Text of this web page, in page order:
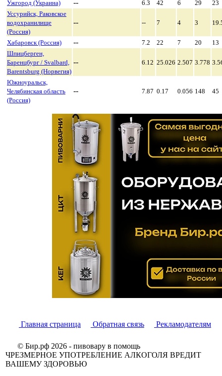
Ужгород (Украина) -- 6.3 42 6 29
23
Уссурийск, Раковское
водохранилище
(Россия)
-- -- 7 4 3
Хабаровск (Россия) -- 7.2 22 7 20
13
Шпицберген,
Баренцбург / Svalbard,
Barentsburg (Норвегия)
-- 6.12 25.026 2.507 3.778
Южноуральск,
Челябинская область
(Россия)
-- 7.87 0.17 0.056 148 45
Главная страница Обратная связь Рекламодателям
© Бир.рф 2026 - пивовару в помощь
ЧРЕЗМЕРНОЕ УПОТРЕБЛЕНИЕ АЛКОГОЛЯ ВРЕДИТ
ВАШЕМУ ЗДОРОВЬЮ